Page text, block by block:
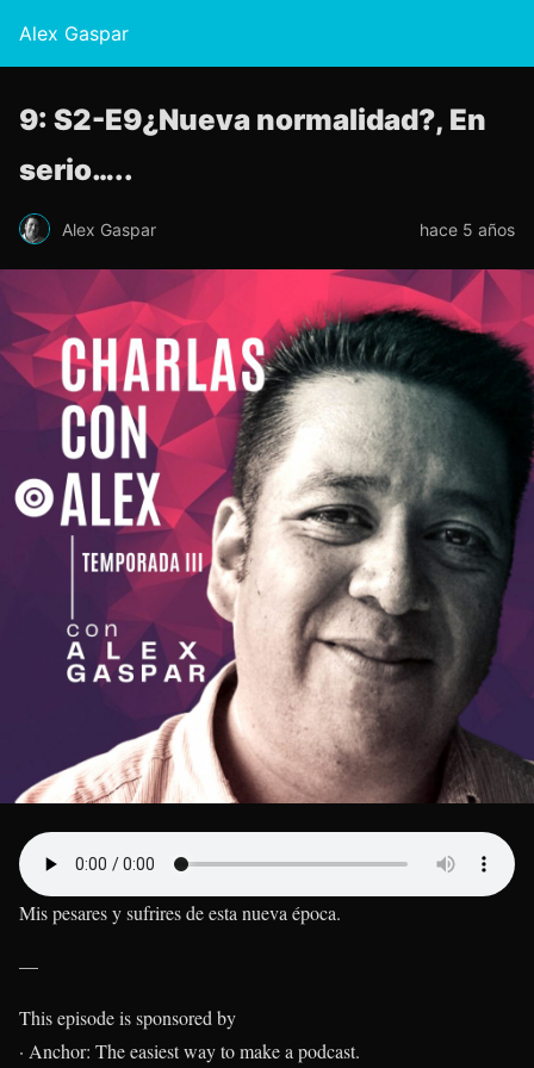
Alex Gaspar
9: S2-E9¿Nueva normalidad?, En
serio…..
Alex Gaspar hace 5 años
Mis pesares y sufrires de esta nueva época.
—
This episode is sponsored by
· Anchor: The easiest way to make a podcast.